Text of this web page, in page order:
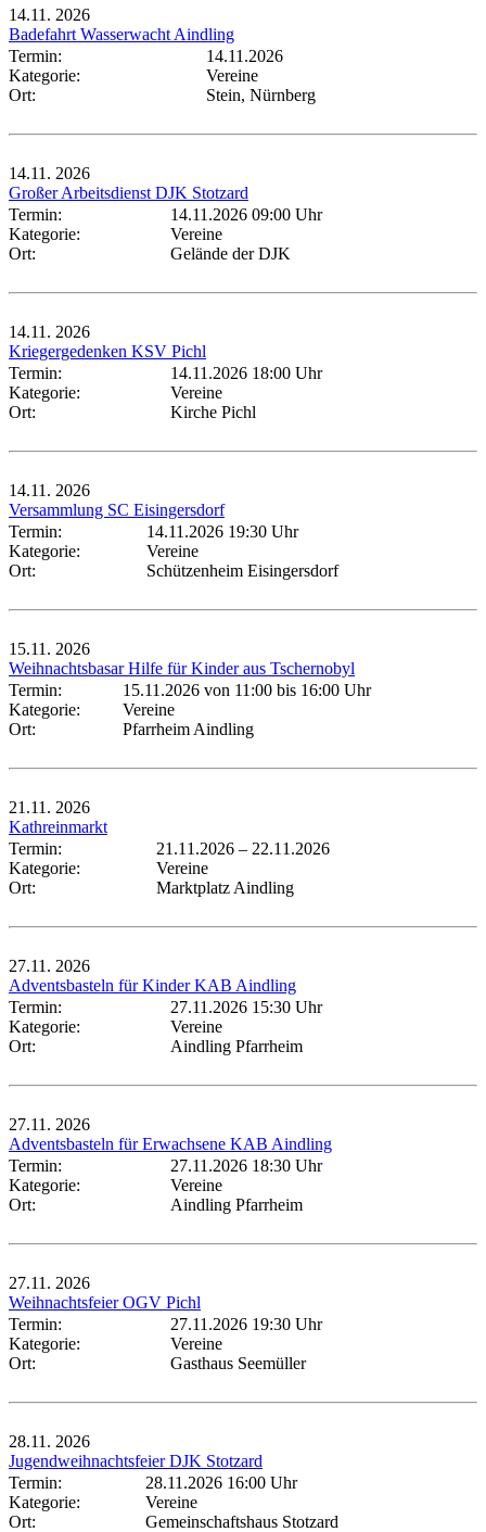
14.11. 2026
Badefahrt Wasserwacht Aindling
Termin:
14.11.2026
Kategorie:
Vereine
Ort:
Stein, Nürnberg
14.11. 2026
Großer Arbeitsdienst DJK Stotzard
Termin:
14.11.2026 09:00 Uhr
Kategorie:
Vereine
Ort:
Gelände der DJK
14.11. 2026
Kriegergedenken KSV Pichl
Termin:
14.11.2026 18:00 Uhr
Kategorie:
Vereine
Ort:
Kirche Pichl
14.11. 2026
Versammlung SC Eisingersdorf
Termin:
14.11.2026 19:30 Uhr
Kategorie:
Vereine
Ort:
Schützenheim Eisingersdorf
15.11. 2026
Weihnachtsbasar Hilfe für Kinder aus Tschernobyl
Termin:
15.11.2026 von 11:00 bis 16:00 Uhr
Kategorie:
Vereine
Ort:
Pfarrheim Aindling
21.11. 2026
Kathreinmarkt
Termin:
21.11.2026 – 22.11.2026
Kategorie:
Vereine
Ort:
Marktplatz Aindling
27.11. 2026
Adventsbasteln für Kinder KAB Aindling
Termin:
27.11.2026 15:30 Uhr
Kategorie:
Vereine
Ort:
Aindling Pfarrheim
27.11. 2026
Adventsbasteln für Erwachsene KAB Aindling
Termin:
27.11.2026 18:30 Uhr
Kategorie:
Vereine
Ort:
Aindling Pfarrheim
27.11. 2026
Weihnachtsfeier OGV Pichl
Termin:
27.11.2026 19:30 Uhr
Kategorie:
Vereine
Ort:
Gasthaus Seemüller
28.11. 2026
Jugendweihnachtsfeier DJK Stotzard
Termin:
28.11.2026 16:00 Uhr
Kategorie:
Vereine
Ort:
Gemeinschaftshaus Stotzard